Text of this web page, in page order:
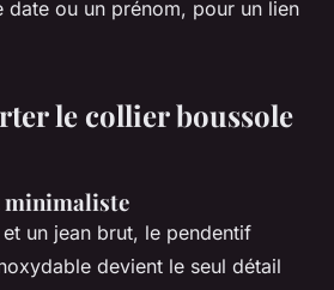
date ou un prénom, pour un lien
le collier boussole
minimaliste
un jean brut, le pendentif
devient le seul détail